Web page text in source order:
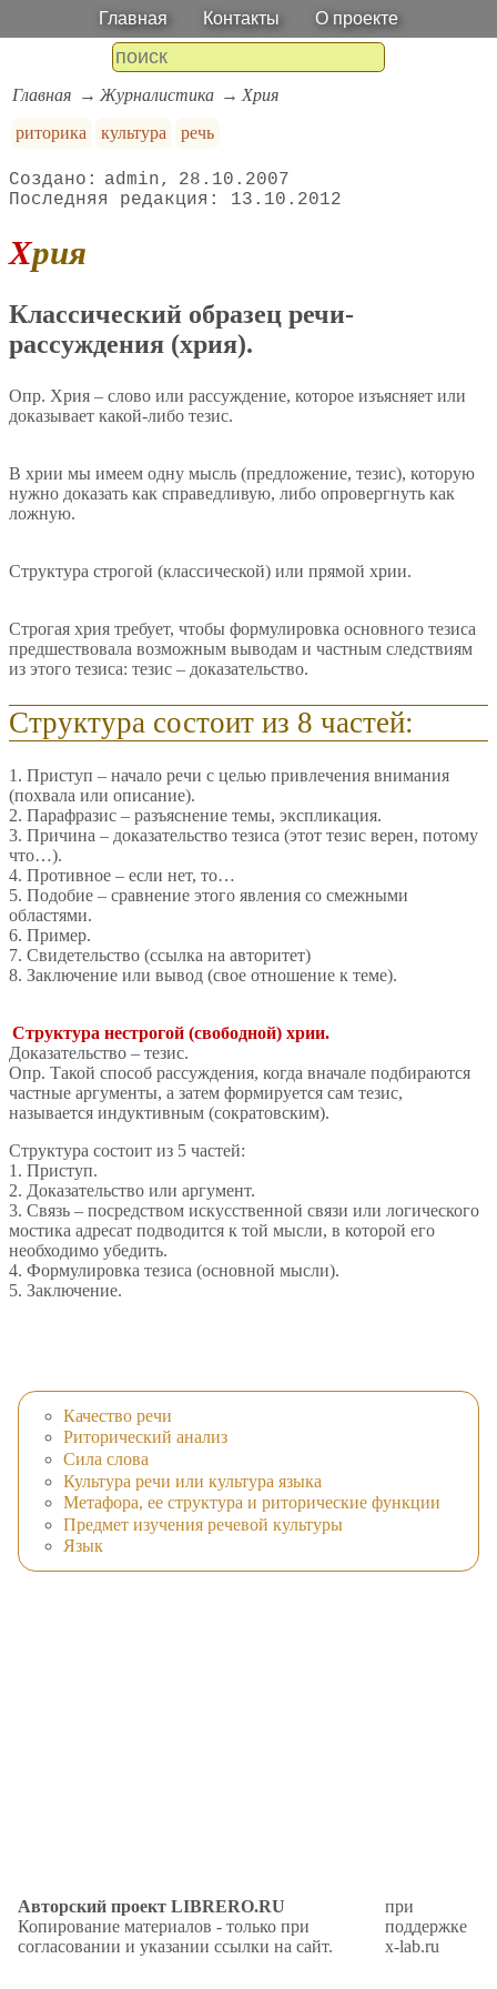
Главная Контакты О проекте
Главная Журналистика
Хрия
риторика
культура речь
admin
28.10.2007
13.10.2012
Хрия
Классический образец речи-
рассуждения (хрия).
Опр. Хрия – слово или рассуждение, которое изъясняет или
доказывает какой-либо тезис.
В хрии мы имеем одну мысль (предложение, тезис), которую
нужно доказать как справедливую, либо опровергнуть как
ложную.
Структура строгой (классической) или прямой хрии.
Строгая хрия требует, чтобы формулировка основного тезиса
предшествовала возможным выводам и частным следствиям
из этого тезиса: тезис – доказательство.
Структура состоит из 8 частей:
1. Приступ – начало речи с целью привлечения внимания
(похвала или описание).
2. Парафразис – разъяснение темы, экспликация.
3. Причина – доказательство тезиса (этот тезис верен, потому
что…).
4. Противное – если нет, то…
5. Подобие – сравнение этого явления со смежными
областями.
6. Пример.
7. Свидетельство (ссылка на авторитет)
8. Заключение или вывод (свое отношение к теме).
Структура нестрогой (свободной) хрии.
Доказательство – тезис.
Опр. Такой способ рассуждения, когда вначале подбираются
частные аргументы, а затем формируется сам тезис,
называется индуктивным (сократовским).
Структура состоит из 5 частей:
1. Приступ.
2. Доказательство или аргумент.
3. Связь – посредством искусственной связи или логического
мостика адресат подводится к той мысли, в которой его
необходимо убедить.
4. Формулировка тезиса (основной мысли).
5. Заключение.
Качество речи
Риторический анализ
Сила слова
Культура речи или культура языка
Метафора, ее структура и риторические функции
Предмет изучения речевой культуры
Язык
Авторский проект LIBRERO.RU
Копирование материалов - только при
согласовании и указании ссылки на сайт.
при
поддержке
x-lab.ru